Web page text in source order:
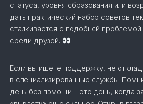
статуса, уровня образования или
дать практический набор советов
сталкивается с подобной
среди друзей.
Если вы ищете поддержку, не
в специализированные службы.
день без помощи – это день, когда